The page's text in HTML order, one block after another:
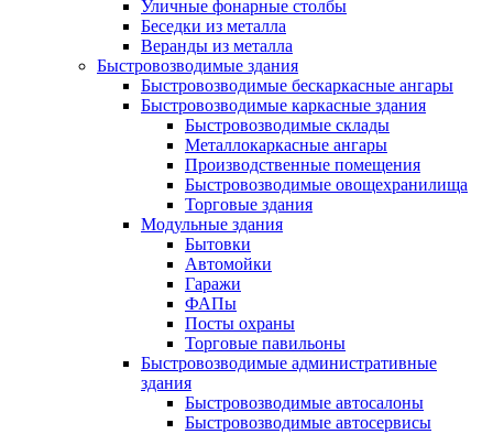
Уличные фонарные столбы
Беседки из металла
Веранды из металла
Быстровозводимые здания
Быстровозводимые бескаркасные ангары
Быстровозводимые каркасные здания
Быстровозводимые склады
Металлокаркасные ангары
Производственные помещения
Быстровозводимые овощехранилища
Торговые здания
Модульные здания
Бытовки
Автомойки
Гаражи
ФАПы
Посты охраны
Торговые павильоны
Быстровозводимые административные
здания
Быстровозводимые автосалоны
Быстровозводимые автосервисы